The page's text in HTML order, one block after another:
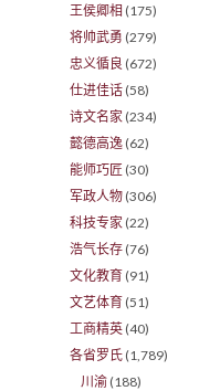
王侯卿相 (175)
将帅武勇 (279)
忠义循良 (672)
仕进佳话 (58)
诗文名家 (234)
懿德高逸 (62)
能师巧匠 (30)
军政人物 (306)
科技专家 (22)
浩气长存 (76)
文化教育 (91)
文艺体育 (51)
工商精英 (40)
各省罗氏 (1,789)
川渝 (188)